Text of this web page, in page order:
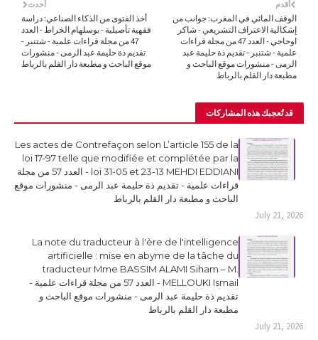
أحدث
أخذ الفتوى من الذكاء الصناعي: دراسة
فقهية تأصيلية - بوسلهام الخراط - العدد
47 من مجلة قراءات علمية - شتنبر -
تقديم ذة حليمة عبد الرمى - منشورات
موقع الباحث و مطبعة دار القلم بالرباط
أقدم
الوقف المائي في المغرب: جوانب من
إشكالية الاعتراف التشريعي - شاكر
اوحاجي - العدد 47 من مجلة قراءات
علمية - شتنبر - تقديم ذة حليمة عبد
الرمى - منشورات موقع الباحث و
مطبعة دار القلم بالرباط
قد تُعجبك هذه المشاركات
Les actes de Contrefaçon selon L’article 155 de la
loi 17-97 telle que modifiée et complétée par la
loi 31-05 et 23-13 MEHDI EDDIANI - العدد 57 من مجلة
قراءات علمية - تقديم ذة حليمة عبد الرمى - منشورات موقع
الباحث و مطبعة دار القلم بالرباط
July 21, 2026
La note du traducteur à l'ère de l'intelligence
artificielle : mise en abyme de la tâche du
traducteur Mme BASSIM ALAMI Siham – M.
MELLOUKI Ismail - العدد 57 من مجلة قراءات علمية -
تقديم ذة حليمة عبد الرمى - منشورات موقع الباحث و
مطبعة دار القلم بالرباط
July 21, 2026